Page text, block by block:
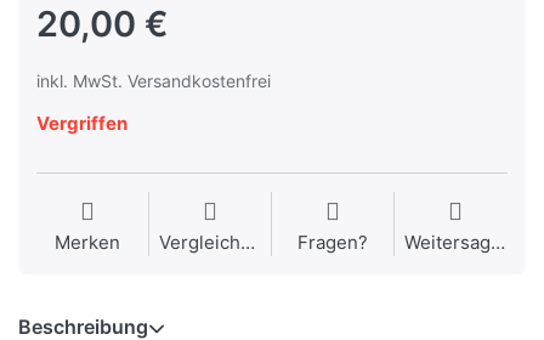
20,00 €
inkl. MwSt. Versandkostenfrei
Vergriffen
Merken Vergleichen Fragen? Weitersagen
Beschreibung